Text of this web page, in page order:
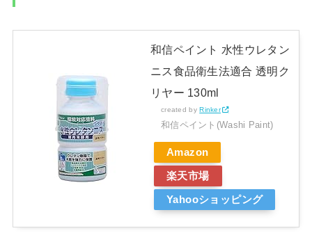
和信ペイント 水性ウレタン
ニス食品衛生法適合 透明ク
リヤー 130ml
created byRinker
和信ペイント(Washi Paint)
Amazon
楽天市場
Yahooショッピング